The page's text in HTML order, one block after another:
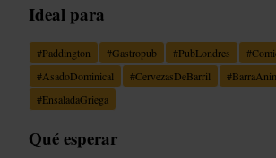
Ideal para
#Paddington #Gastropub #PubLondres #
#AsadoDominical #CervezasDeBarril #
#EnsaladaGriega
Qué esperar